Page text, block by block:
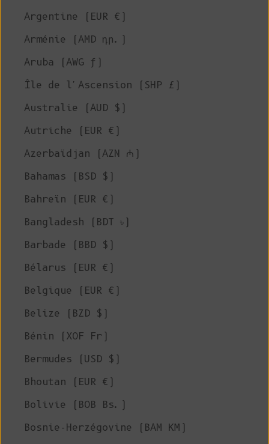
Argentine (EUR €)
Arménie (AMD դր.)
Aruba (AWG ƒ)
Île de l'Ascension (SHP £)
Australie (AUD $)
Autriche (EUR €)
Azerbaïdjan (AZN ₼)
Bahamas (BSD $)
Bahreïn (EUR €)
Bangladesh (BDT ৳)
Barbade (BBD $)
Bélarus (EUR €)
Belgique (EUR €)
Belize (BZD $)
Bénin (XOF Fr)
Bermudes (USD $)
Bhoutan (EUR €)
Bolivie (BOB Bs.)
Bosnie-Herzégovine (BAM КМ)